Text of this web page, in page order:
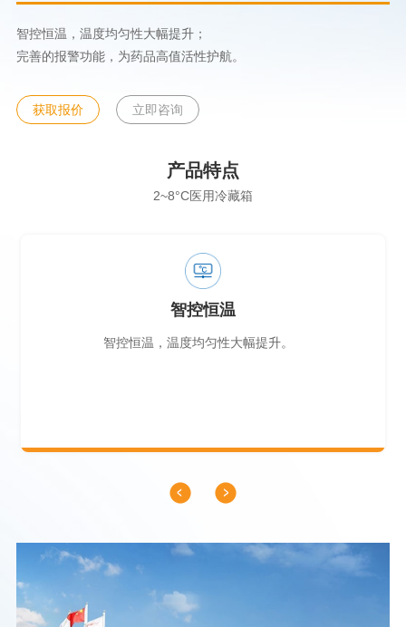
智控恒温，温度均匀性大幅提升；
完善的报警功能，为药品高值活性护航。
获取报价 立即咨询
产品特点
2~8°C医用冷藏箱
智控恒温
智控恒温，温度均匀性大幅提升。